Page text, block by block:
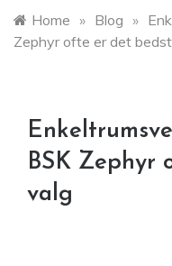
Home » Blog »
Zephyr ofte er det
BSK Zephyr
valg